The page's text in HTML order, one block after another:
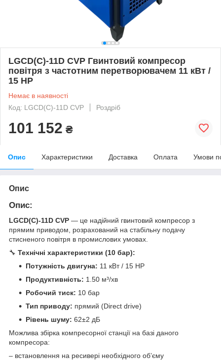
LGCD(C)-11D CVP Гвинтовий компресор
повітря з частотним перетворювачем 11 кВт /
15 HP
Немає в наявності
Код: LGCD(C)-11D CVP
Роздріб
101 152 ₴
Опис Характеристики Доставка Оплата Умови
Опис
Опис:
LGCD(C)-11D CVP — це надійний гвинтовий компресор з
прямим приводом, розрахований на стабільну подачу
стисненого повітря в промислових умовах.
🔧 Технічні характеристики (10 бар):
Потужність двигуна: 11 кВт / 15 HP
Продуктивність: 1.50 м³/хв
Робочий тиск: 10 бар
Тип приводу: прямий (Direct drive)
Рівень шуму: 62±2 дБ
Можлива збірка компресорної станції на базі даного
компресора:
– встановлення на ресивері необхідного об’єму